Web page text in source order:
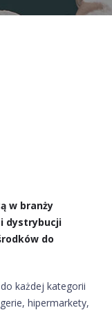
w branży
dystrybucji
do
każdej kategorii
hipermarkety,